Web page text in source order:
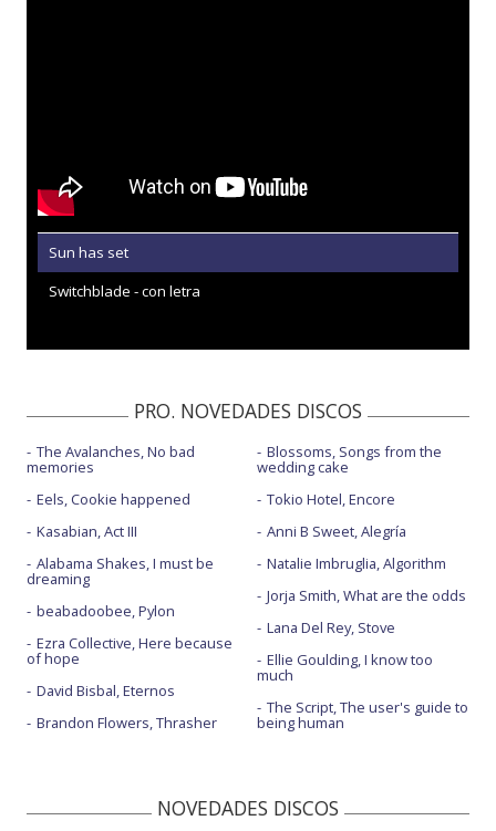
Sun has set
Switchblade - con letra
PRO. NOVEDADES DISCOS
The Avalanches, No bad
memories
Eels, Cookie happened
Kasabian, Act III
Alabama Shakes, I must be
dreaming
beabadoobee, Pylon
Ezra Collective, Here because
of hope
David Bisbal, Eternos
Brandon Flowers, Thrasher
Blossoms, Songs from the
wedding cake
Tokio Hotel, Encore
Anni B Sweet, Alegría
Natalie Imbruglia, Algorithm
Jorja Smith, What are the odds
Lana Del Rey, Stove
Ellie Goulding, I know too
much
The Script, The user's guide to
being human
NOVEDADES DISCOS